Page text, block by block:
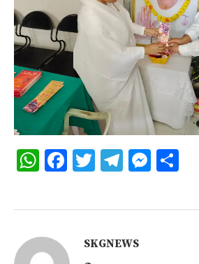
WhatsApp
Facebook
Twitter
Telegram
SKGNEWS